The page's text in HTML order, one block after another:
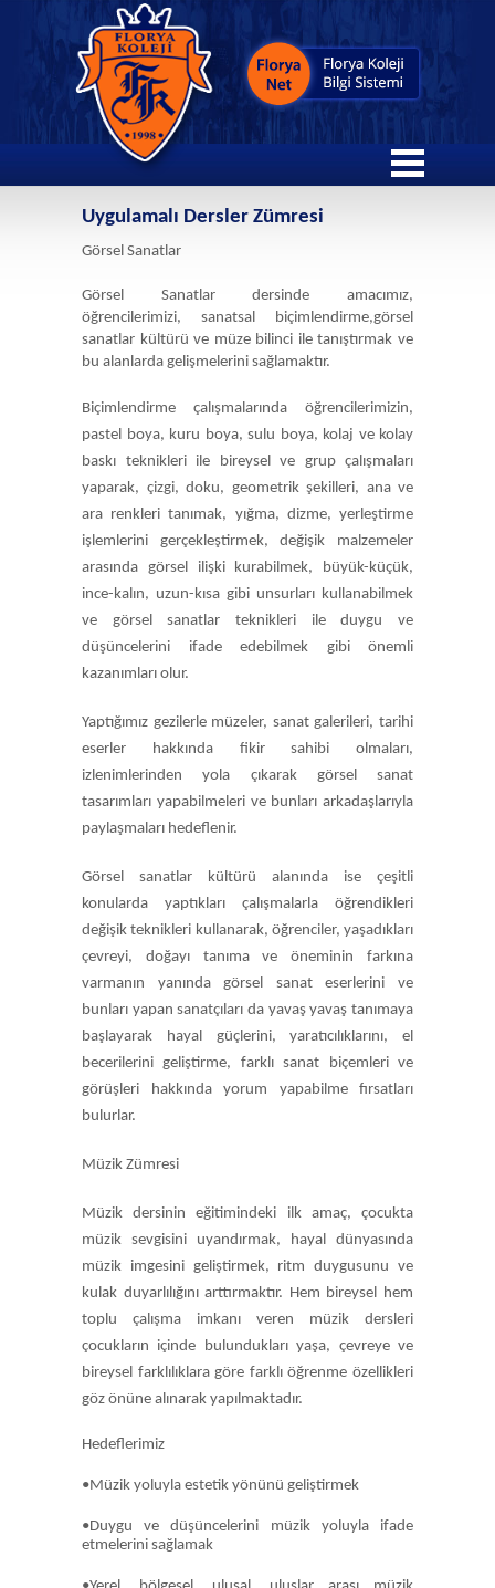
Uygulamalı Dersler Zümresi
Görsel Sanatlar
Görsel Sanatlar dersinde amacımız,
öğrencilerimizi, sanatsal biçimlendirme,görsel
sanatlar kültürü ve müze bilinci ile tanıştırmak ve
bu alanlarda gelişmelerini sağlamaktır.
Biçimlendirme çalışmalarında öğrencilerimizin,
pastel boya, kuru boya, sulu boya, kolaj ve kolay
baskı teknikleri ile bireysel ve grup çalışmaları
yaparak, çizgi, doku, geometrik şekilleri, ana ve
ara renkleri tanımak, yığma, dizme, yerleştirme
işlemlerini gerçekleştirmek, değişik malzemeler
arasında görsel ilişki kurabilmek, büyük-küçük,
ince-kalın, uzun-kısa gibi unsurları kullanabilmek
ve görsel sanatlar teknikleri ile duygu ve
düşüncelerini ifade edebilmek gibi önemli
kazanımları olur.
Yaptığımız gezilerle müzeler, sanat galerileri, tarihi
eserler hakkında fikir sahibi olmaları,
izlenimlerinden yola çıkarak görsel sanat
tasarımları yapabilmeleri ve bunları arkadaşlarıyla
paylaşmaları hedeflenir.
Görsel sanatlar kültürü alanında ise çeşitli
konularda yaptıkları çalışmalarla öğrendikleri
değişik teknikleri kullanarak, öğrenciler, yaşadıkları
çevreyi, doğayı tanıma ve öneminin farkına
varmanın yanında görsel sanat eserlerini ve
bunları yapan sanatçıları da yavaş yavaş tanımaya
başlayarak hayal güçlerini, yaratıcılıklarını, el
becerilerini geliştirme, farklı sanat biçemleri ve
görüşleri hakkında yorum yapabilme fırsatları
bulurlar.
Müzik Zümresi
Müzik dersinin eğitimindeki ilk amaç, çocukta
müzik sevgisini uyandırmak, hayal dünyasında
müzik imgesini geliştirmek, ritm duygusunu ve
kulak duyarlılığını arttırmaktır. Hem bireysel hem
toplu çalışma imkanı veren müzik dersleri
çocukların içinde bulundukları yaşa, çevreye ve
bireysel farklılıklara göre farklı öğrenme özellikleri
göz önüne alınarak yapılmaktadır.
Hedeflerimiz
•Müzik yoluyla estetik yönünü geliştirmek
•Duygu ve düşüncelerini müzik yoluyla ifade
etmelerini sağlamak